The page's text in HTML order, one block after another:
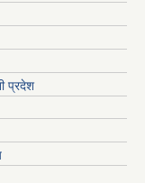
प्रदेश